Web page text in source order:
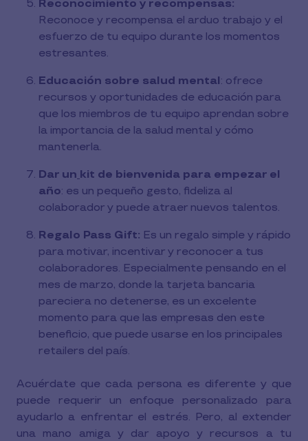
Reconocimiento y recompensas:
Reconoce y recompensa el arduo trabajo y el
esfuerzo de tu equipo durante los momentos
estresantes.
Educación sobre salud mental: ofrece
recursos y oportunidades de educación para
que los miembros de tu equipo aprendan sobre
la importancia de la salud mental y cómo
mantenerla.
Dar un kit de bienvenida para empezar el
año: es un pequeño gesto, fideliza al
colaborador y puede atraer nuevos talentos.
Regalo Pass Gift: Es un regalo simple y rápido
para motivar, incentivar y reconocer a tus
colaboradores. Especialmente pensando en el
mes de marzo, donde la tarjeta bancaria
pareciera no detenerse, es un excelente
momento para que las empresas den este
beneficio, que puede usarse en los principales
retailers del país.
Acuérdate que cada persona es diferente y que
puede requerir un enfoque personalizado para
ayudarlo a enfrentar el estrés. Pero, al extender
una mano amiga y dar apoyo y recursos a tu